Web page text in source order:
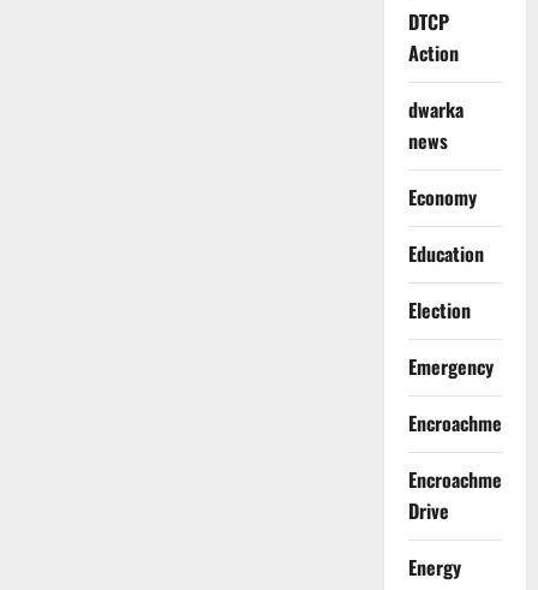
DTCP
Action
dwarka
news
Economy
Education
Election
Emergency
Encroachment
Encroachment
Drive
Energy